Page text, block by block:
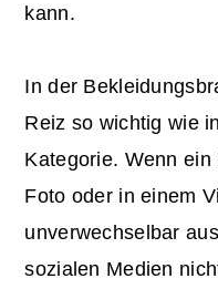
kann.
In der
Reiz so wichtig wie
Kategorie. Wenn
Foto oder in einem
unverwechselbar
sozialen Medien